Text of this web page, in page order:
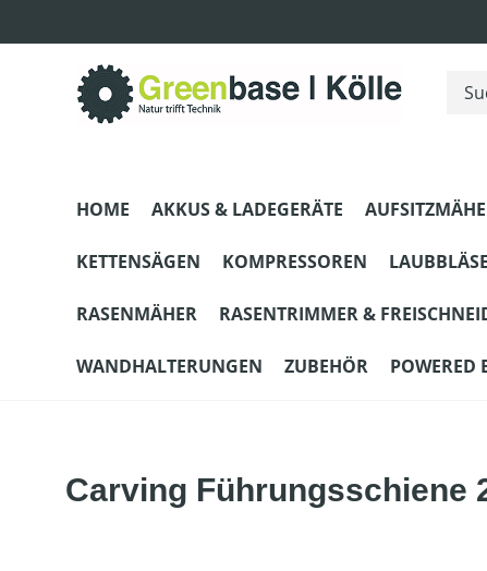
HOME AKKUS & LADEGERÄTE
KETTENSÄGEN KOMPRESSOREN
RASENMÄHER RASENTRIMMER &
WANDHALTERUNGEN ZUBEHÖR POWERED
Carving Führungsschiene